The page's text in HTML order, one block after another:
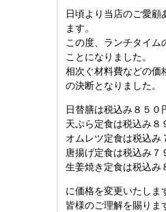
日頃より当店のご愛顧
ます。
この度、ランチタイム
ことになりました。
相次ぐ材料費などの価
の決断となりました。
日替膳は税込み８５０
天ぷら定食は税込み８
オムレツ定食は税込み
唐揚げ定食は税込み７
生姜焼き定食は税込み
に価格を変更いたしま
皆様のご理解を賜りま